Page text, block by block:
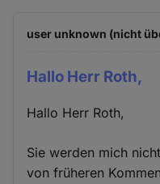
user unknown (nicht
Hallo Herr Roth,
Hallo Herr Roth,
Sie werden mich
von früheren